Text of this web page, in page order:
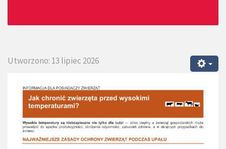
Utworzono: 13 lipiec 2026